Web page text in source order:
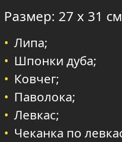
Размер: 27 х 31 см
Липа;
Шпонки дуба;
Ковчег;
Паволока;
Левкас;
Чеканка по